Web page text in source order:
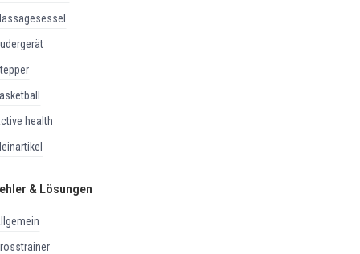
massagesessel
rudergerät
stepper
basketball
active health
kleinartikel
& Lösungen
allgemein
crosstrainer